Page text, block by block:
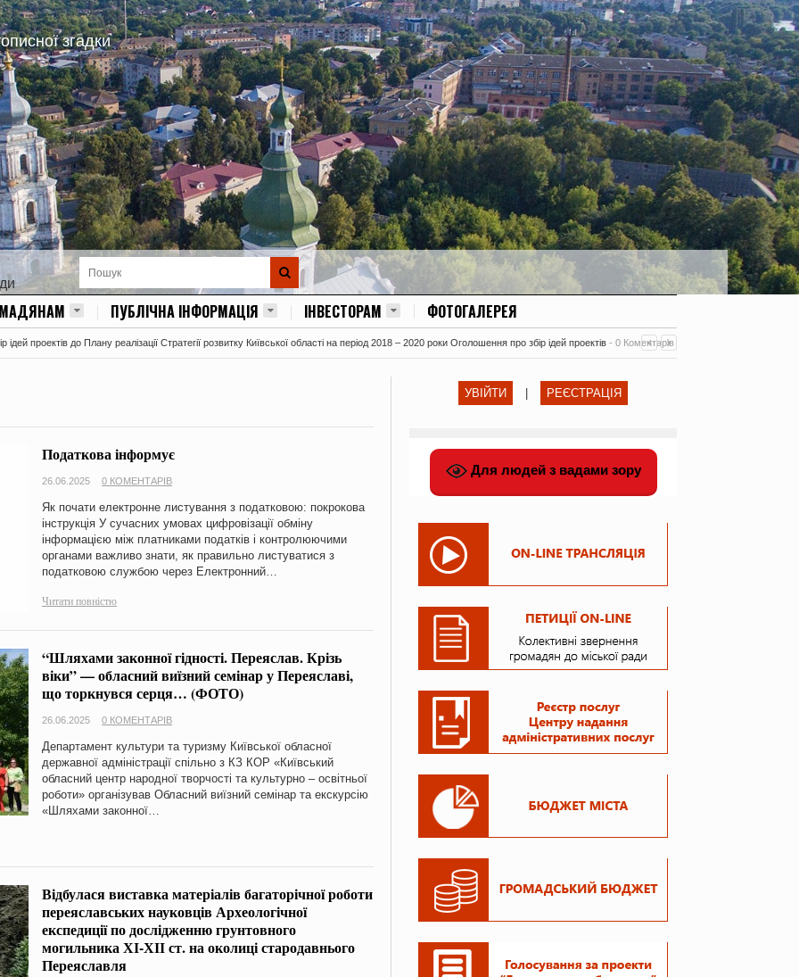
згадки
ПУБЛІЧНА ІНФОРМАЦІЯ ІНВЕСТОРАМ ФОТОГАЛЕРЕЯ
проектів до Плану реалізації Стратегії розвитку Київської області на період 2018 – 2020 роки Оголошення про збір ідей проектів - 0 Коментарів
Податкова інформує
26.06.2025 0 КОМЕНТАРІВ
Як почати електронне листування з податковою: покрокова
інструкція У сучасних умовах цифровізації обміну
інформацією між платниками податків і контролюючими
органами важливо знати, як правильно листуватися з
податковою службою через Електронний…
Читати повністю
“Шляхами законної гідності. Переяслав. Крізь
віки” — обласний виїзний семінар у Переяславі,
що торкнувся серця… (ФОТО)
26.06.2025 0 КОМЕНТАРІВ
Департамент культури та туризму Київської обласної
державної адміністрації спільно з КЗ КОР «Київський
обласний центр народної творчості та культурно – освітньої
роботи» організував Обласний виїзний семінар та екскурсію
«Шляхами законної…
Відбулася виставка матеріалів багаторічної роботи
переяславських науковців Археологічної
експедиції по дослідженню грунтовного
могильника ХІ-ХІІ ст. на околиці стародавнього
Переяславля
УВІЙТИ РЕЄСТРАЦІЯ
Для людей з вадами зору